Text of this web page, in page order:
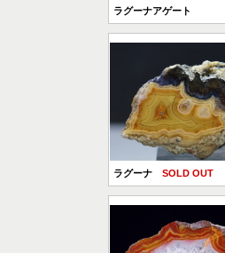
ラグーナアゲート
ラグーナ SOLD OUT